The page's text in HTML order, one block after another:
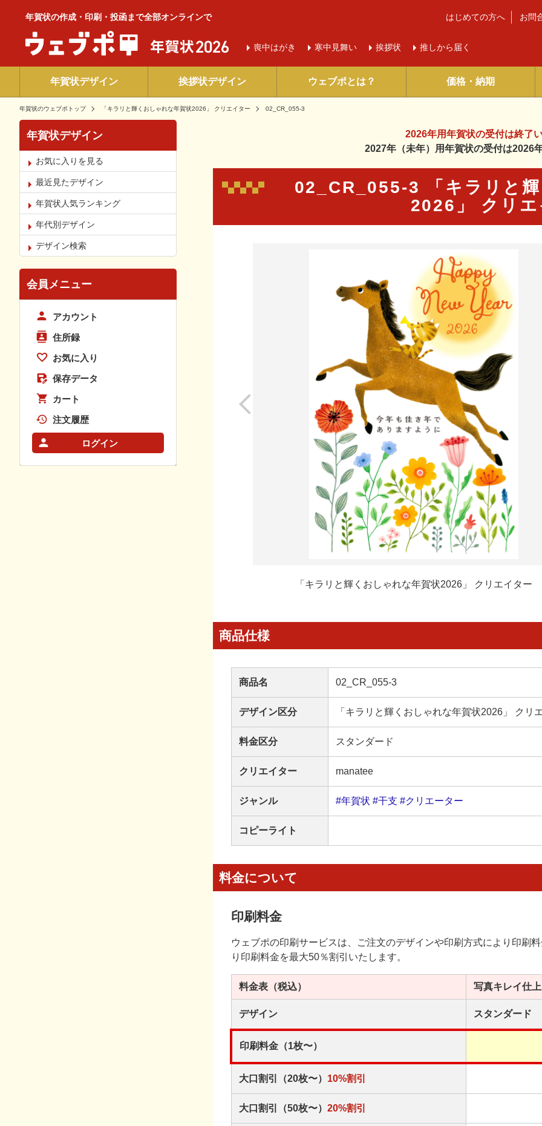
年賀状の作成・印刷・投函まで全部オンラインで
喪中はがき 寒中 見舞い 挨拶状 推しから届く
はじめての方へ お問
年賀状デザイン 挨拶状デザイン ウェブポとは？ 価格・納期
年賀状のウェブポトップ 「キラリと輝くおしゃれな年賀状2026」 クリエイター 02_CR_055-3
2026年用年賀状の受付は終了
2027年（未年）用年賀状の受付は2026
02_CR_055-3 「キラリと
2026」 クリ
「キラリと輝くおしゃれな年賀状2026」 クリエイター
商品仕様
商品名 02_CR_055-3
デザイン区分 「キラリと輝くおしゃれな年賀状2026」 クリ
料金区分 スタンダード
クリエイター manatee
ジャンル #年賀状 #干支 #クリエーター
コピーライト
料金について
印刷料金
ウェブポの印刷サービスは、ご注文のデザインや印刷方式により印刷
り印刷料金を最大50％割引いたします。
料金表 （税込） 写真キレイ仕
デザイン スタンダード
印刷料金（1枚〜）
大口割引（20枚〜） 10%割引
大口割引（50枚〜） 20%割引
年賀状デザイン
お気に入りを見る
最近見たデザイン
年賀状人気ランキング
年代別デザイン
デザイン検索
会員メニュー
アカウント
住所録
お気に入り
保存データ
カート
注文履歴
ログイン